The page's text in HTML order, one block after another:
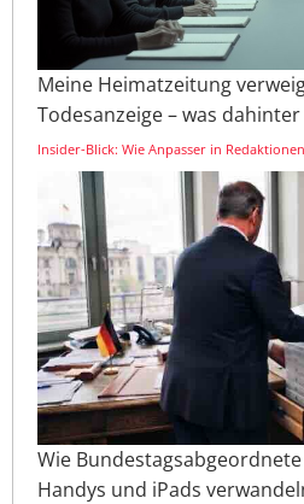
Meine Heimatzeitung
Todesanzeige – was
Insider-Blick: Wie Anpasser in
Wie
Handys und iPads